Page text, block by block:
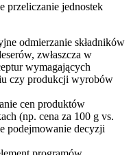
przeliczanie jednostek
odmierzanie składników
zwłaszcza w
wymagających
czy produkcji wyrobów
cen produktów
(np. cena za 100 g vs.
podejmowanie decyzji